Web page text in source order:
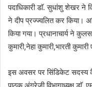
पदाधिकारी डाॅ. सुधांशु शेखर ने
ने दीप प्रज्ज्वलित कर किया।
किया गया। प्रधानाचार्य ने
कुमारी,नेहा कुमारी,भारती
इस अवसर पर सिंडिकेट सदस्य